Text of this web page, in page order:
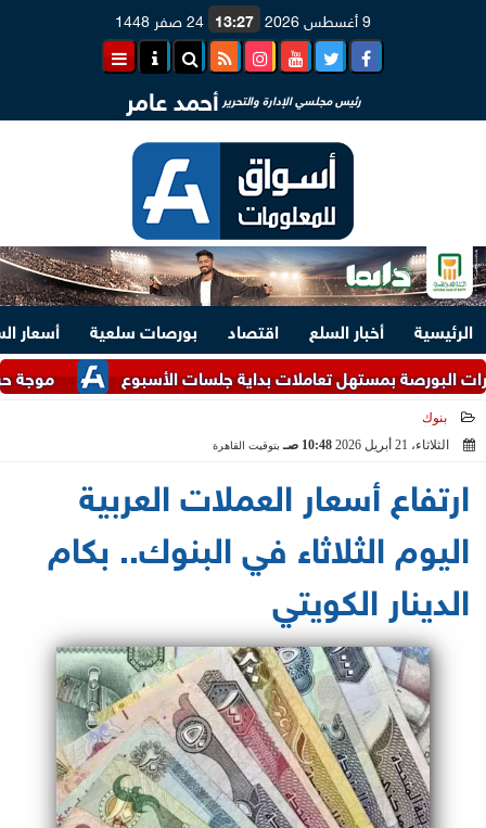
9 أغسطس 2026 13:27 24 صفر 1448
رئيس مجلسي الإدارة والتحرير أحمد عامر
الرئيسية أخبار السلع اقتصاد بورصات سلعية
أسعار
موجة حر غير
بمستهل تعاملات بداية جلسات الأسبوع
بنوك
الثلاثاء، 21 أبريل 2026
10:48 صـ بتوقيت القاهرة
ارتفاع أسعار العملات العربية
اليوم الثلاثاء في البنوك.. بكام
الدينار الكويتي